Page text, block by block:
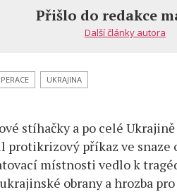
„Kinžal“
zasáhly
„nezničitelné“
Přišlo do redakce
Další články autora
UKRAJINA
stíhačky a po celé
protikrizový příkaz ve snaze
místnosti vedlo k
obrany a hrozba